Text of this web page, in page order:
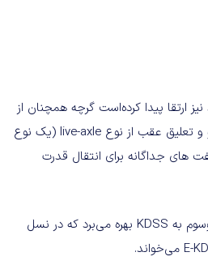
ارتقا پیدا کرده‌است گرچه همچنان از
معماری تعلیق مستقل در جلو و تعلیق عقب از نوع live-axle (یک نوع
های جداگانه برای انتقال قدرت
تویوتا از یک سیستم خاص موسوم به KDSS بهره می‌برد که در نسل